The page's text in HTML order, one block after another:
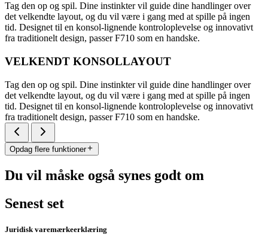
Tag den op og spil. Dine instinkter vil guide dine handlinger over
det velkendte layout, og du vil være i gang med at spille på ingen
tid. Designet til en konsol-lignende kontroloplevelse og innovativt
fra traditionelt design, passer F710 som en handske.
VELKENDT KONSOLLAYOUT
Tag den op og spil. Dine instinkter vil guide dine handlinger over
det velkendte layout, og du vil være i gang med at spille på ingen
tid. Designet til en konsol-lignende kontroloplevelse og innovativt
fra traditionelt design, passer F710 som en handske.
Opdag flere funktioner
Du vil måske også synes godt om
Senest set
Juridisk varemærkeerklæring